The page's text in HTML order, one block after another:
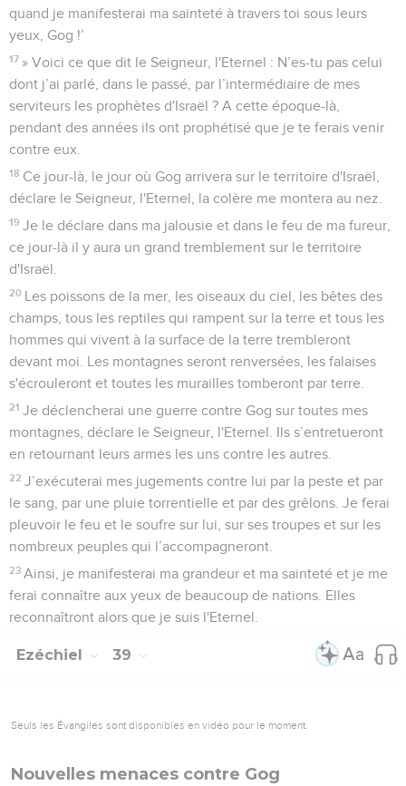
quand je manifesterai ma sainteté à travers toi sous leurs
yeux, Gog !’
17 » Voici ce que dit le Seigneur, l'Eternel : N’es-tu pas celui
dont j’ai parlé, dans le passé, par l’intermédiaire de mes
serviteurs les prophètes d'Israël ? A cette époque-là,
pendant des années ils ont prophétisé que je te ferais venir
contre eux.
18 Ce jour-là, le jour où Gog arrivera sur le territoire d'Israël,
déclare le Seigneur, l'Eternel, la colère me montera au nez.
19 Je le déclare dans ma jalousie et dans le feu de ma fureur,
ce jour-là il y aura un grand tremblement sur le territoire
d'Israël.
20 Les poissons de la mer, les oiseaux du ciel, les bêtes des
champs, tous les reptiles qui rampent sur la terre et tous les
hommes qui vivent à la surface de la terre trembleront
devant moi. Les montagnes seront renversées, les falaises
s'écrouleront et toutes les murailles tomberont par terre.
21 Je déclencherai une guerre contre Gog sur toutes mes
montagnes, déclare le Seigneur, l'Eternel. Ils s’entretueront
en retournant leurs armes les uns contre les autres.
22 J’exécuterai mes jugements contre lui par la peste et par
le sang, par une pluie torrentielle et par des grêlons. Je ferai
pleuvoir le feu et le soufre sur lui, sur ses troupes et sur les
nombreux peuples qui l’accompagneront.
23 Ainsi, je manifesterai ma grandeur et ma sainteté et je me
ferai connaître aux yeux de beaucoup de nations. Elles
reconnaîtront alors que je suis l'Eternel.
Ezéchiel 39
Seuls les Évangiles sont disponibles en vidéo pour le moment.
Nouvelles menaces contre Gog